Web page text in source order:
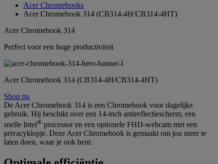
Acer Chromebooks
Acer Chromebook 314 (CB314-4H/CB314-4HT)
Acer Chromebook 314
Perfect voor een hoge productiviteit
Acer Chromebook 314 (CB314-4H/CB314-4HT)
Shop nu
De Acer Chromebook 314 is een Chromebook voor dagelijks
gebruik. Hij beschikt over een 14-inch antireflectiescherm, een
snelle Intel® processor en een optionele FHD-webcam met een
privacyklepje. Deze Acer Chromebook is gemaakt om jou meer te
laten doen, waar je ook bent.